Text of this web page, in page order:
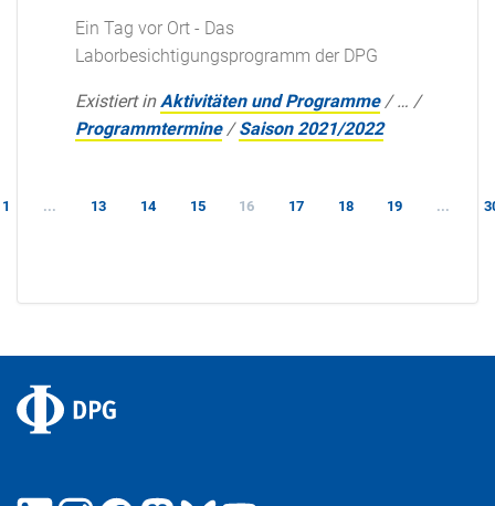
Ein Tag vor Ort - Das
Laborbesichtigungsprogramm der DPG
Existiert in Aktivitäten und Programme /… /
Programmtermine /Saison 2021/2022
1 ... 13 14 15 16 17 18 19 ...